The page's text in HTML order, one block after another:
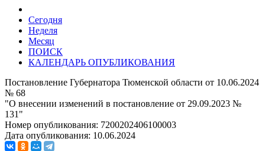
Сегодня
Неделя
Месяц
ПОИСК
КАЛЕНДАРЬ ОПУБЛИКОВАНИЯ
Постановление Губернатора Тюменской области от 10.06.2024
№ 68
"О внесении изменений в постановление от 29.09.2023 №
131"
Номер опубликования: 7200202406100003
Дата опубликования: 10.06.2024